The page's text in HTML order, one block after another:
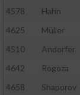
4578
Hahn
4625
Müller
4510
Andorfer
4642
Rogoza
4658
Shaporov